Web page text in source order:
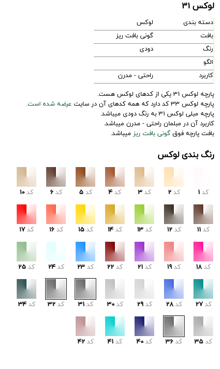
لوکس 31
دسته بندی
لوکس
بافت
گونی بافت ریز
رنگ
دودی
الگو
کاربرد
راحتی - مدرن
پارچه لوکس 31 یکی از کدهای لوکس هست.
پارچه لوکس 33 کد دارد که همه کدهای آن در سایت
عرضه شده است.
پارچه مبلی لوکس 31 به رنگ دودی میباشد.
کاربرد آن در مبلمان راحتی - مدرن میباشد.
بافت پارچه فوق گونی بافت ریز میباشد.
رنگ بندی لوکس
کد 1 کد 2 کد 3 کد 4 کد 5 کد 6 کد 10
کد 11 کد 12 کد 13 کد 14 کد 15 کد 16 کد 17
کد 18 کد 19 کد 21 کد 22 کد 23 کد 24 کد 25
کد 27 کد 28 کد 29 کد 30 کد 31 کد 32 کد 34
کد 35 کد 36 کد 40 کد 41 کد 42